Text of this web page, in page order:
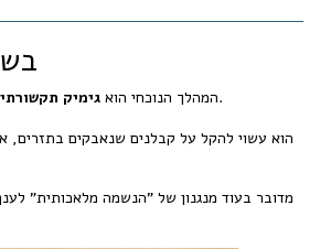
המהלך הנוכחי הוא גימיק
.
הוא עשוי להקל על קבלנים שנאבקים בתזרים,
מדובר בעוד מנגנון של "הנשמה מלאכותית"